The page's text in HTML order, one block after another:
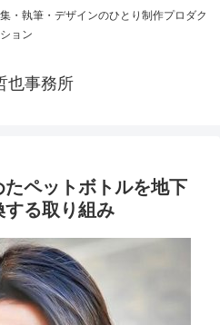
・執筆・デザインのひとり制作プロダク
ション
也事務所
ペットボトルを地下
る取り組み